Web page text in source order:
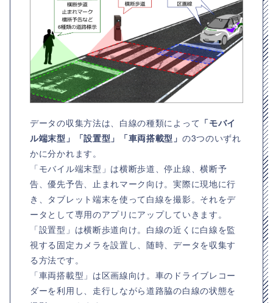
データの収集方法は、白線の種類によって 「モバイ
ル端末型」「設置型」「車両搭載型」 の3つのいずれ
かに分かれます。
「モバイル端末型」は横断歩道、停止線、横断予
告、優先予告、止まれマーク向け。実際に現地に行
き、タブレット端末を使って白線を撮影。それをデ
ータとして専用のアプリにアップしていきます。
「設置型」は横断歩道向け。白線の近くに白線を監
視する固定カメラを設置し、随時、データを収集す
る方法です。
「車両搭載型」は区画線向け。車のドライブレコー
ダーを利用し、走行しながら道路脇の白線の状態を